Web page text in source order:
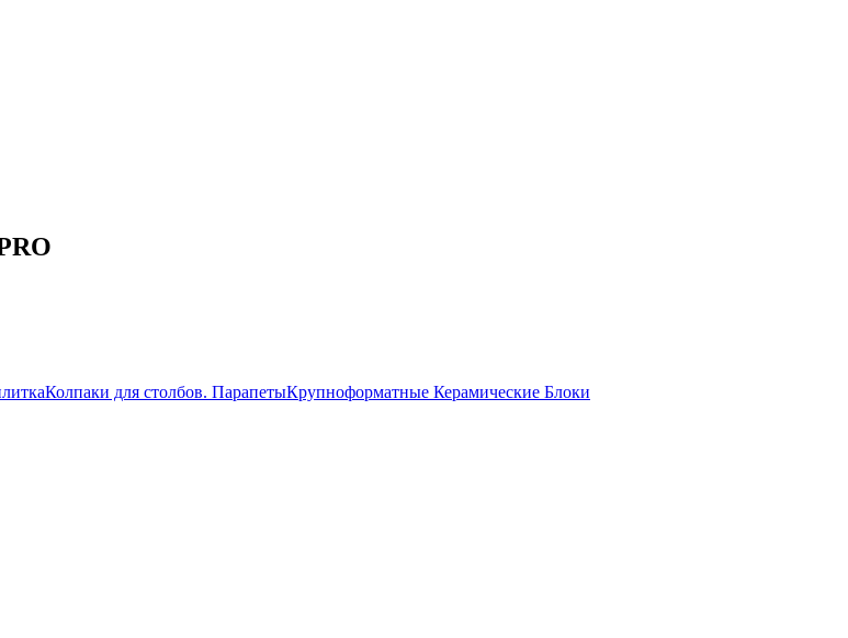
Колпаки для столбов. ПарапетыКрупноформатные Керамические Блоки